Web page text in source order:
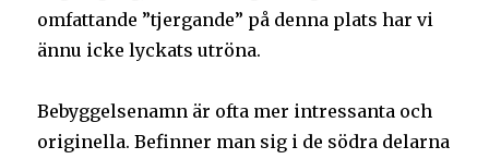
omfattande ”tjergande” på denna plats har vi
ännu icke lyckats utröna.
Bebyggelsenamn är ofta mer intressanta och
originella. Befinner man sig i de södra delarna